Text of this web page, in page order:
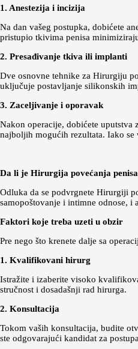
1. Anestezija i incizija
Na dan vašeg postupka, dobićete
pristupio tkivima penisa
2. Presađivanje tkiva ili implanti
Dve osnovne tehnike za Hirurgiju
uključuje postavljanje silikonskih
3. Zaceljivanje i oporavak
Nakon operacije, dobićete
najboljih mogućih rezultata. Iako
Da li je Hirurgija povećanja
Odluka da se podvrgnete Hirurgiji
samopoštovanje i intimne odnose, i
Faktori koje treba uzeti u obzir
Pre nego što krenete dalje sa
1. Kvalifikovani hirurg
Istražite i izaberite visoko
stručnost i dosadašnji rad hirurga.
2. Konsultacija
Tokom vaših konsultacija, budite
ste odgovarajući kandidat za